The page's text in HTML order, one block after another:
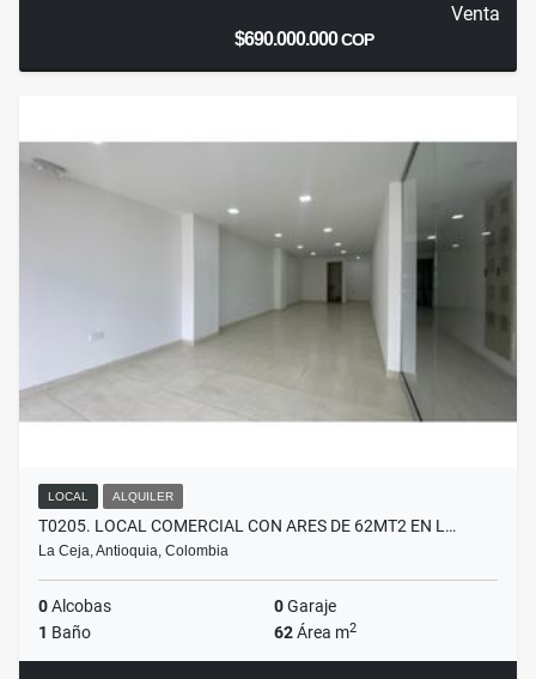
Venta
$690.000.000COP
LOCAL ALQUILER
T0205. LOCAL COMERCIAL CON ARES DE 62MT2 EN L…
La Ceja, Antioquia, Colombia
0Alcobas 0Garaje
1 Baño 62Área m2